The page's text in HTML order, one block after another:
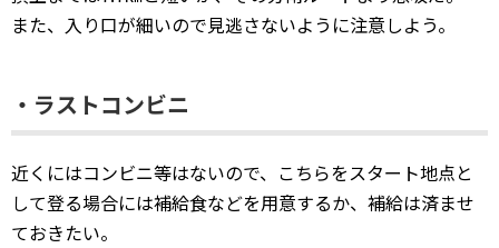
また、入り口が細いので見逃さないように注意しよう。
・ラストコンビニ
近くにはコンビニ等はないので、こちらをスタート地点と
して登る場合には補給食などを用意するか、補給は済ませ
ておきたい。